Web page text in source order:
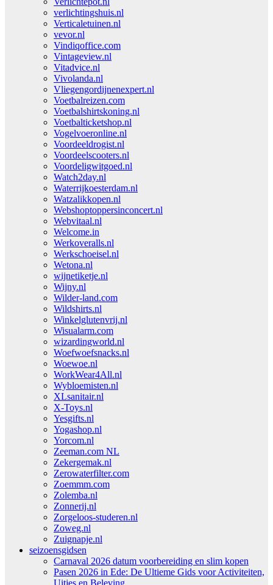
verlichtingshuis.nl
Verticaletuinen.nl
vevor.nl
Vindiqoffice.com
Vintageview.nl
Vitadvice.nl
Vivolanda.nl
Vliegengordijnenexpert.nl
Voetbalreizen.com
Voetbalshirtskoning.nl
Voetbalticketshop.nl
Vogelvoeronline.nl
Voordeeldrogist.nl
Voordeelscooters.nl
Voordeligwitgoed.nl
Watch2day.nl
Waterrijkoesterdam.nl
Watzalikkopen.nl
Webshoptoppersinconcert.nl
Webvitaal.nl
Welcome.in
Werkoveralls.nl
Werkschoeisel.nl
Wetona.nl
wijnetiketje.nl
Wijny.nl
Wilder-land.com
Wildshirts.nl
Winkelglutenvrij.nl
Wisualarm.com
wizardingworld.nl
Woefwoefsnacks.nl
Woewoe.nl
WorkWear4All.nl
Wybloemisten.nl
XLsanitair.nl
X-Toys.nl
Yesgifts.nl
Yogashop.nl
Yorcom.nl
Zeeman.com NL
Zekergemak.nl
Zerowaterfilter.com
Zoemmm.com
Zolemba.nl
Zonnerij.nl
Zorgeloos-studeren.nl
Zoweg.nl
Zuignapje.nl
seizoensgidsen
Carnaval 2026 datum voorbereiding en slim kopen
Pasen 2026 in Ede: De Ultieme Gids voor Activiteiten,
Uitjes en Beleving